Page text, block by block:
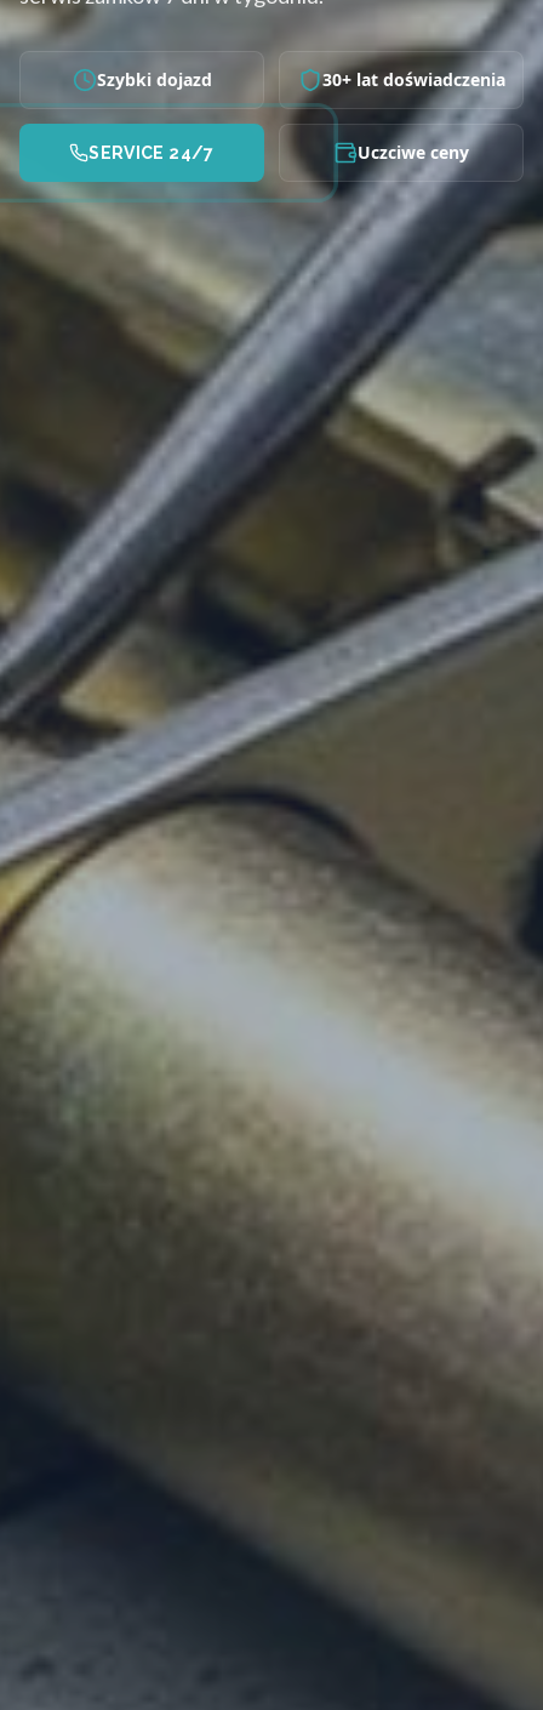
Szybki dojazd 30+ lat doświadczenia
SERVICE 24/7 Uczciwe ceny